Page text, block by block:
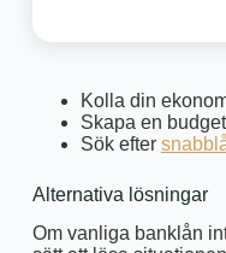
Kolla din
Skapa en
Sök efter
Alternativa lösningar
Om vanliga banklån